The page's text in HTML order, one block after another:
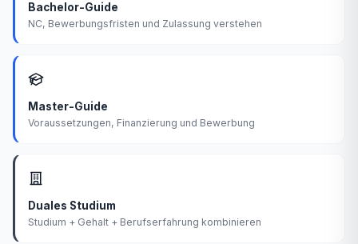
Bachelor-Guide
NC, Bewerbungsfristen und Zulassung verstehen
Master-Guide
Voraussetzungen, Finanzierung und Bewerbung
Duales Studium
Studium + Gehalt + Berufserfahrung kombinieren